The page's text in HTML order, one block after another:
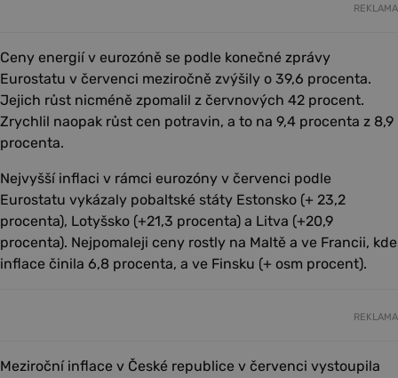
REKLAMA
Ceny energií v eurozóně se podle konečné zprávy
Eurostatu v červenci meziročně zvýšily o 39,6 procenta.
Jejich růst nicméně zpomalil z červnových 42 procent.
Zrychlil naopak růst cen potravin, a to na 9,4 procenta z 8,9
procenta.
Nejvyšší inflaci v rámci eurozóny v červenci podle
Eurostatu vykázaly pobaltské státy Estonsko (+ 23,2
procenta), Lotyšsko (+21,3 procenta) a Litva (+20,9
procenta). Nejpomaleji ceny rostly na Maltě a ve Francii, kde
inflace činila 6,8 procenta, a ve Finsku (+ osm procent).
REKLAMA
Meziroční inflace v České republice v červenci vystoupila